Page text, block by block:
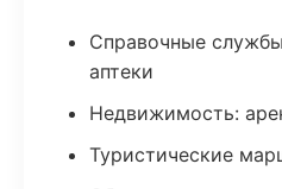
Справочные
аптеки
Недвижимость:
Туристические